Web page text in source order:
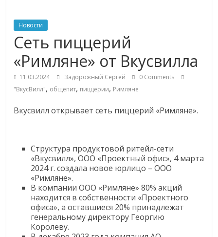
ритейле,
логистике,
технологиях,
соцсетях
онлайн-
торговле,
сервисах
Commerce,
ритейле,
логистике,
Новости
Сеть пиццерий
«Римляне» от Вкусвилла
11.03.2024 Задорожный Сергей
0 Comments
"ВкусВилл", общепит, пиццерии, Римляне
Вкусвилл открывает сеть пиццерий «Римляне».
Структура продуктовой ритейл-сети
«Вкусвилл», ООО «Проектный офис», 4 марта
2024 г. создала новое юрлицо – ООО
«Римляне».
В компании ООО «Римляне» 80% акций
находится в собственности «Проектного
офиса», а оставшиеся 20% принадлежат
генеральному директору Георгию
Королеву.